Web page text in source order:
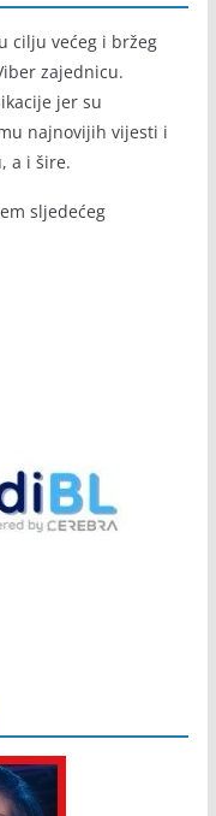
cilju većeg i bržeg
zajednicu.
jer su
najnovijih vijesti i
a i šire.
sljedećeg